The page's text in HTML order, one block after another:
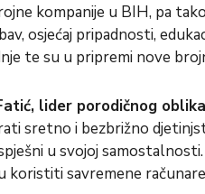
kompanije u BIH, pa
osjećaj pripadnosti,
te su u pripremi nove
lider porodičnog
sretno i bezbrižno
u svojoj
koristiti savremene